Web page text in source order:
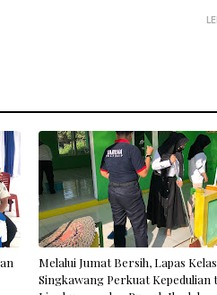
Melalui Jumat Bersih, Lapas
Singkawang Perkuat Kepedulian